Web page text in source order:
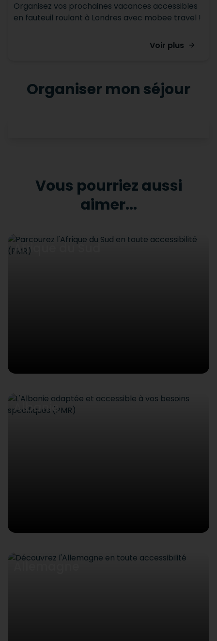
Organisez vos prochaines vacances accessibles
en fauteuil roulant à Londres avec mobee travel !
Voir plus
Organiser mon séjour
Vous pourriez aussi
aimer...
Afrique du Sud
Albanie